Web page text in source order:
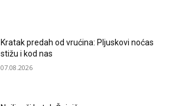
Kratak predah od vrućina: Pljuskovi noćas
stižu i kod nas
07.08.2026